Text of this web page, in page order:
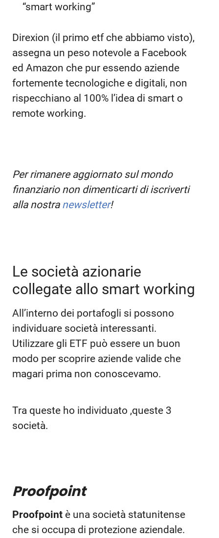
“smart working”
Direxion (il primo etf che abbiamo visto),
assegna un peso notevole a Facebook
ed Amazon che pur essendo aziende
fortemente tecnologiche e digitali, non
rispecchiano al 100% l’idea di smart o
remote working.
Per rimanere aggiornato sul mondo
finanziario non dimenticarti di iscriverti
alla nostra newsletter!
Le società azionarie
collegate allo smart working
All’interno dei portafogli si possono
individuare società interessanti.
Utilizzare gli ETF può essere un buon
modo per scoprire aziende valide che
magari prima non conoscevamo.
Tra queste ho individuato ,queste 3
società.
Proofpoint
Proofpoint è una società statunitense
che si occupa di protezione aziendale.